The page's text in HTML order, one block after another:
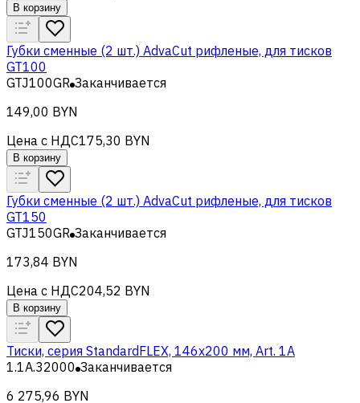
В корзину
Губки сменные (2 шт.) AdvaCut рифленые, для тисков
GT100
GTJ100GR Заканчивается
149,00 BYN
Цена с НДС175,30 BYN
В корзину
Губки сменные (2 шт.) AdvaCut рифленые, для тисков
GT150
GTJ150GR Заканчивается
173,84 BYN
Цена с НДС204,52 BYN
В корзину
Тиски, серия StandardFLEX, 146x200 мм, Art. 1A
1.1A.32000 Заканчивается
6 275,96 BYN